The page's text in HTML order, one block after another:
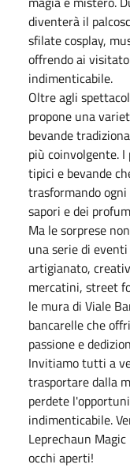
diventerà il
sfilate cosplay,
offrendo ai
indimenticabile.
Oltre agli
propone una
bevande
più coinvolgente.
tipici e bevande
trasformando
sapori e dei
Ma le sorprese
una serie di
artigianato,
mercatini, street
le mura di Viale
bancarelle che
passione e
Invitiamo tutti a
trasportare dalla
perdete
indimenticabile.
Leprechaun
occhi aperti!